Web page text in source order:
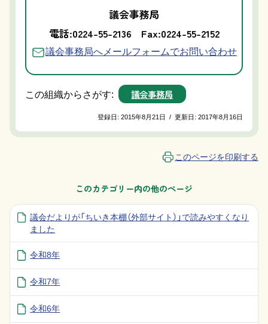
議会事務局
電話:0224-55-2136
Fax:0224-55-2152
議会事務局へメールフォームでお問い合わせ
この組織からさがす: 議会事務局
登録日:2015年8月21日 / 更新日:2017年8月16日
このページを印刷する
このカテゴリー内の他のページ
議会だよりが「ちいき本棚（外部サイト）」で読みやすくなり
ました
令和8年
令和7年
令和6年